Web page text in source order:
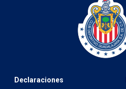
Declaraciones